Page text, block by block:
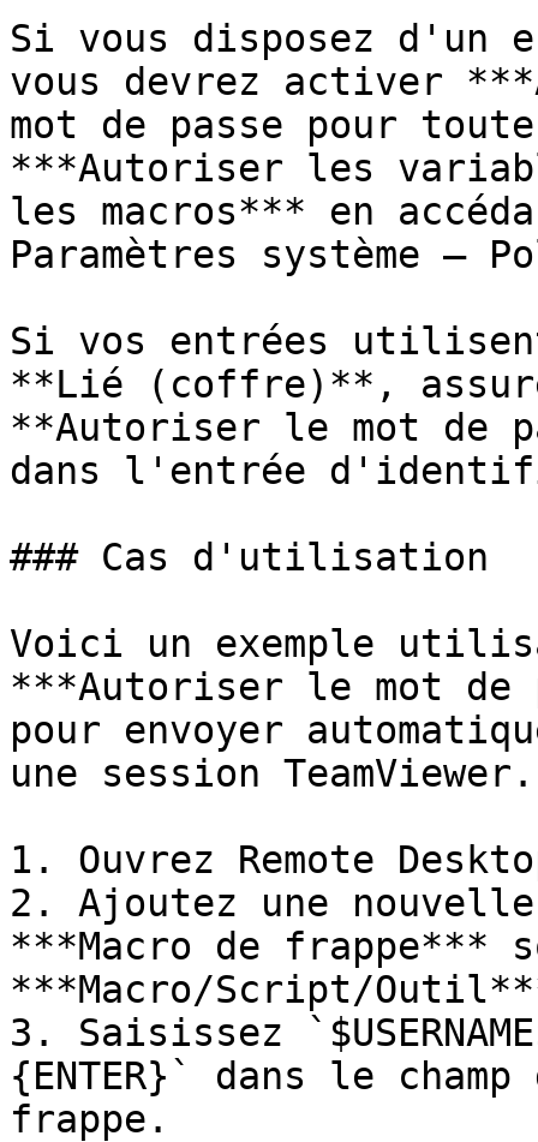
Si vous disposez d'un
vous devrez activer
mot de passe pour
***Autoriser les
les macros*** en
Paramètres système –
Si vos entrées
**Lié (coffre)**,
**Autoriser le mot de
dans l'entrée
### Cas d'utilisation
Voici un exemple
***Autoriser le mot de
pour envoyer
une session TeamViewer.
1. Ouvrez Remote
2. Ajoutez une
***Macro de frappe***
***Macro/Script/
3. Saisissez
{ENTER}` dans le
frappe.